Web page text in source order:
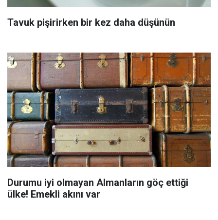
Tavuk pişirirken bir kez daha düşünün
Durumu iyi olmayan Almanların göç ettiği
ülke! Emekli akını var